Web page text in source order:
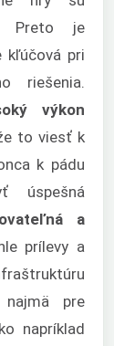
Preto je
kľúčová pri
riešenia.
výkon
to viesť k
k pádu
úspešná
a
prílevy a
najmä pre
napríklad